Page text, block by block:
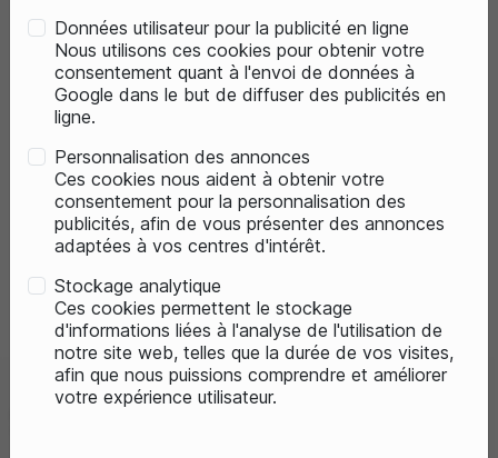
Données utilisateur pour la publicité en ligne
Nous utilisons ces cookies pour obtenir votre
consentement quant à l'envoi de données à
Google dans le but de diffuser des publicités en
ligne.
Personnalisation des annonces
Ces cookies nous aident à obtenir votre
consentement pour la personnalisation des
publicités, afin de vous présenter des annonces
adaptées à vos centres d'intérêt.
Stockage analytique
Ces cookies permettent le stockage
d'informations liées à l'analyse de l'utilisation de
notre site web, telles que la durée de vos visites,
afin que nous puissions comprendre et améliorer
votre expérience utilisateur.
Previous
ABUS ANTIVOL DE CHAINE IVERA